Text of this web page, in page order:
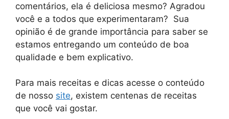
comentários, ela é deliciosa mesmo? Agradou
você e a todos que experimentaram? Sua
opinião é de grande importância para saber se
estamos entregando um conteúdo de boa
qualidade e bem explicativo.
Para mais receitas e dicas acesse o conteúdo
de nosso site, existem centenas de receitas
que você vai gostar.